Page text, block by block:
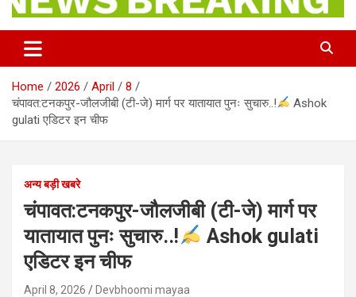
Home 2026 April
8
चंपावत:टनकपुर-जौलजीबी (टी-जे) मार्ग पर यातायात पुनः सुचारु..!
Ashok
gulati एडिटर इन चीफ
अन्य बड़ी खबरे
चंपावत:टनकपुर-जौलजीबी (टी-जे) मार्ग पर
यातायात पुनः सुचारु..!
Ashok gulati
एडिटर इन चीफ
April 8, 2026 Devbhoomi mayaa